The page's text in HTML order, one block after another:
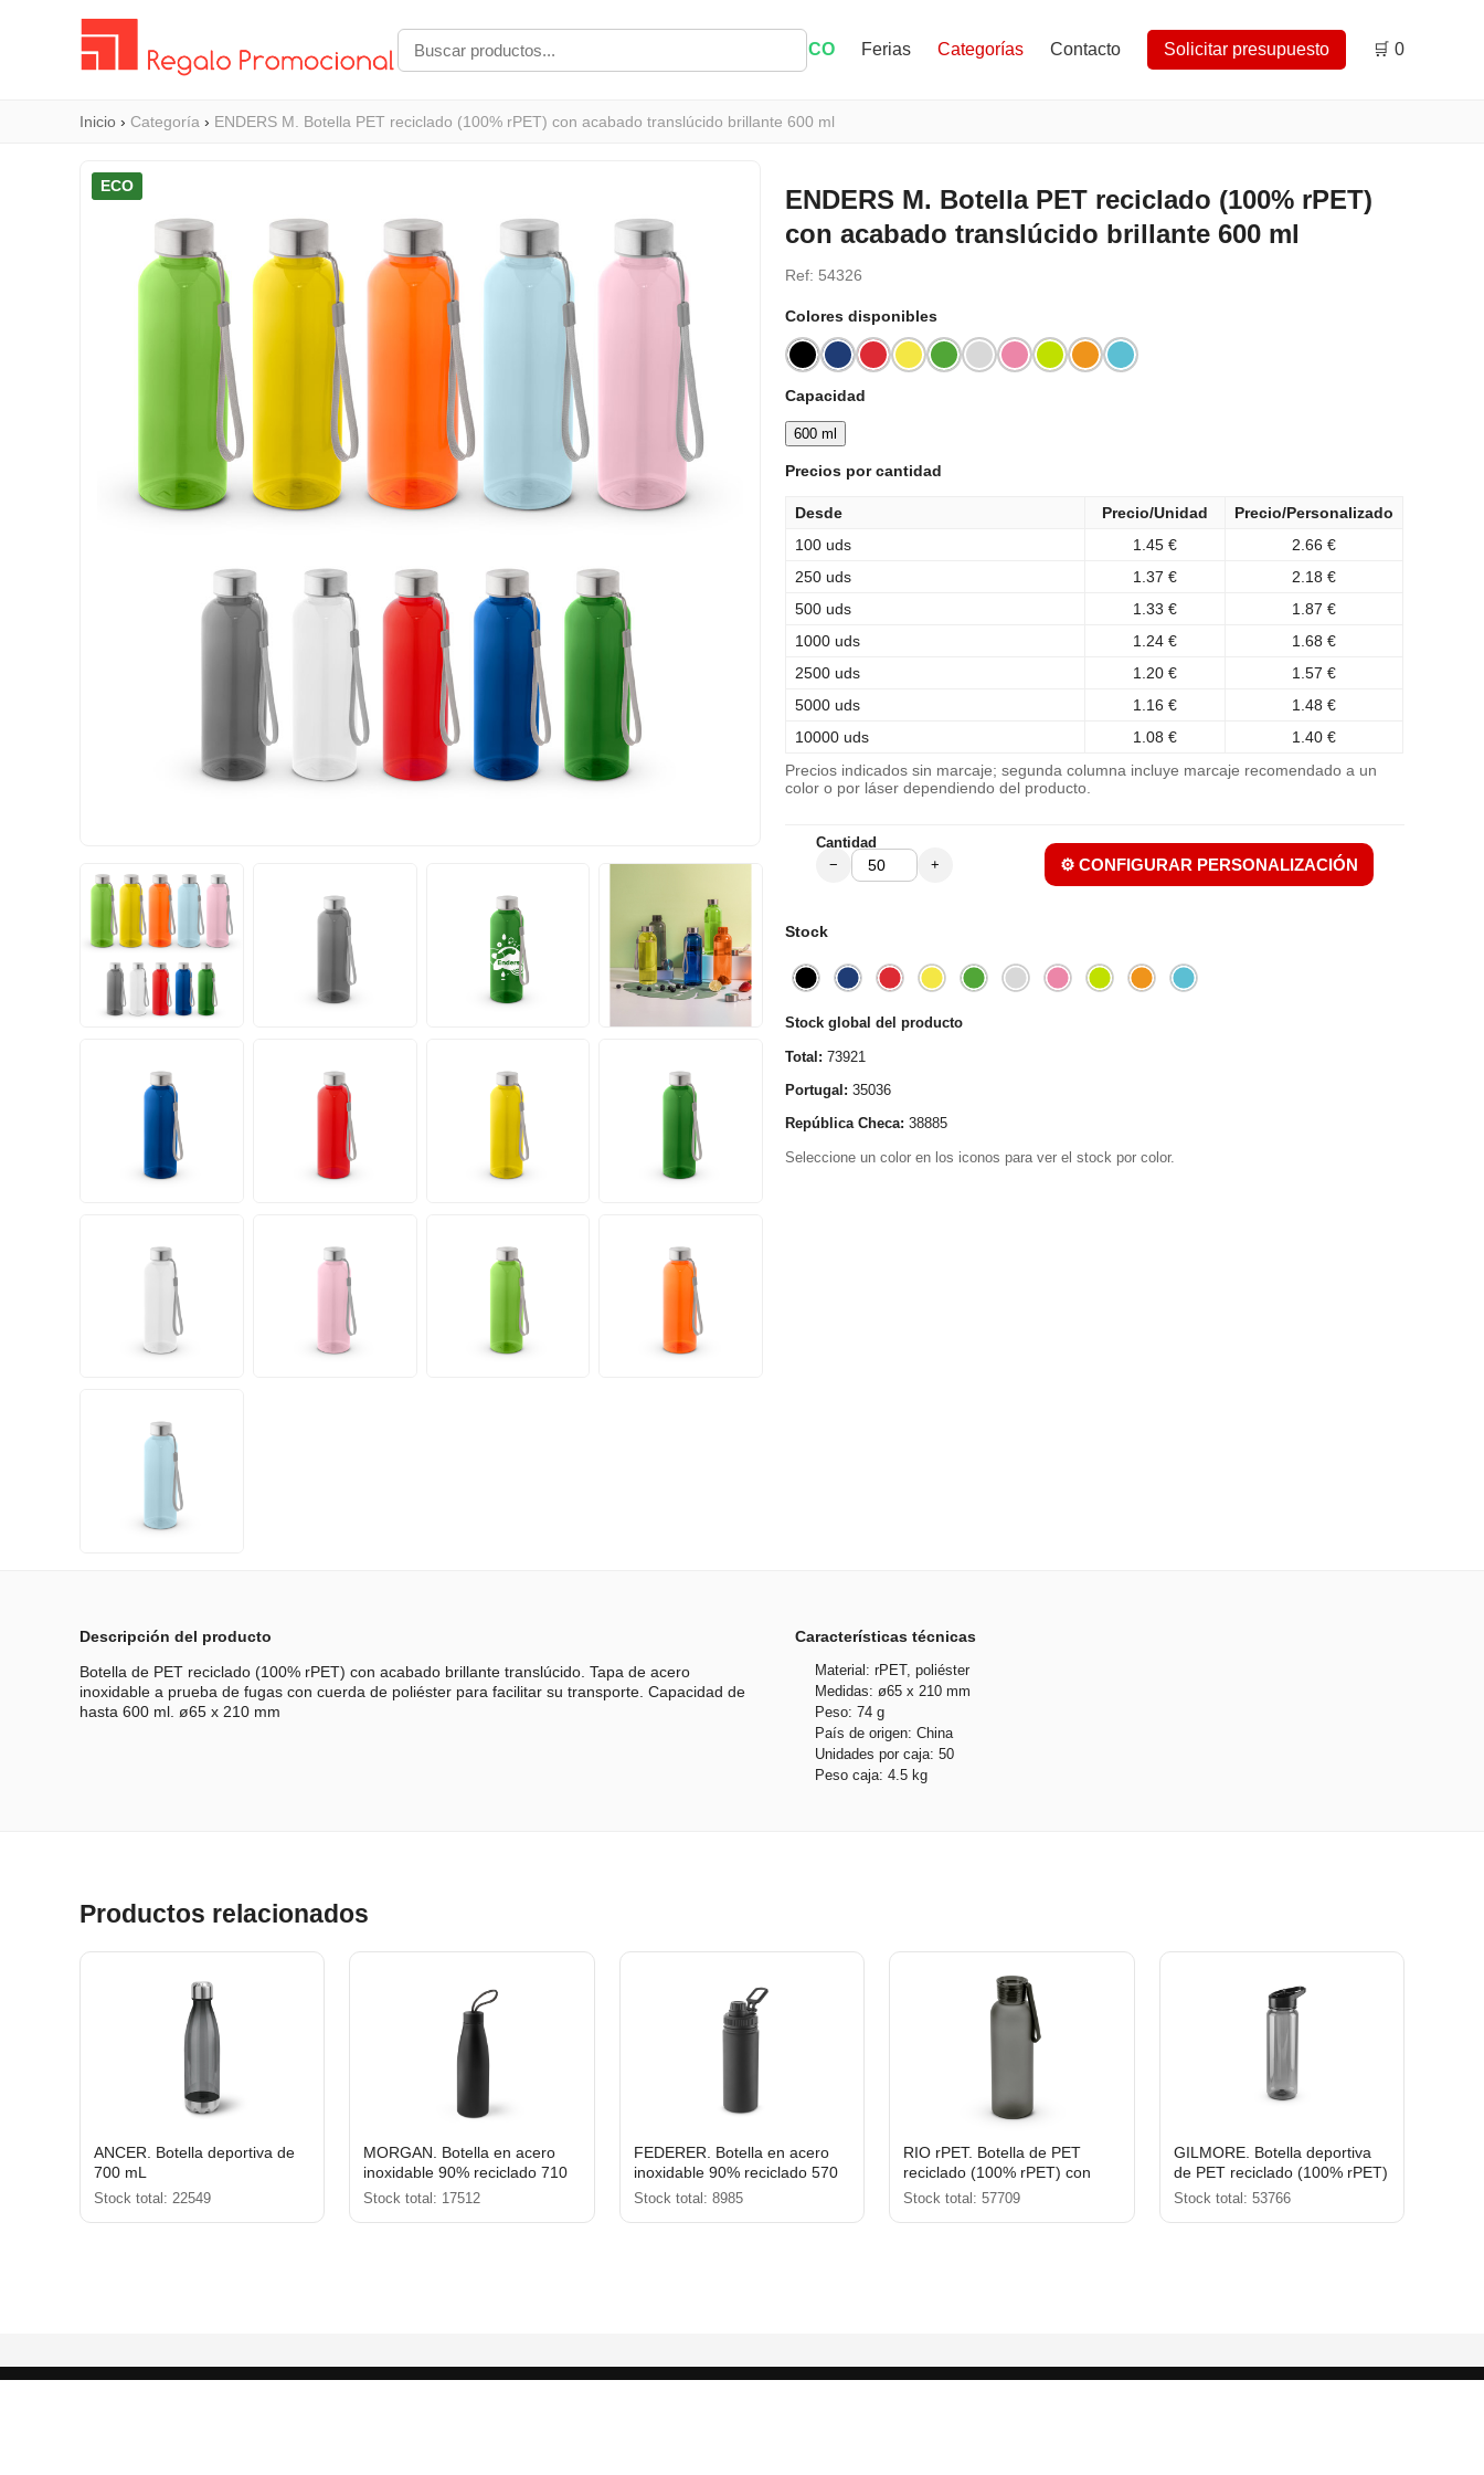
ECO Ferias Categorías Contacto Solicitar presupuesto 🛒 0
Inicio › Categoría › ENDERS M. Botella PET reciclado (100% rPET) con acabado translúcido brillante 600 ml
ECO
ENDERS M. Botella PET reciclado (100% rPET)
con acabado translúcido brillante 600 ml
Ref: 54326
Colores disponibles
Capacidad
600 ml
Precios por cantidad
Desde Precio/Unidad
Precio/Personalizado
100 uds
1.45 €
2.66 €
250 uds
1.37 €
2.18 €
500 uds
1.33 €
1.87 €
1000 uds
1.24 €
1.68 €
2500 uds
1.20 €
1.57 €
5000 uds
1.16 €
1.48 €
10000 uds
1.08 € 1.40 €
Precios indicados sin marcaje; segunda columna incluye marcaje recomendado a un
color o por láser dependiendo del producto.
Cantidad
− + ⚙️ CONFIGURAR PERSONALIZACIÓN
Stock
Stock global del producto
Total: 73921
Portugal: 35036
República Checa: 38885
Seleccione un color en los iconos para ver el stock por color.
Descripción del producto
Botella de PET reciclado (100% rPET) con acabado brillante translúcido. Tapa de acero
inoxidable a prueba de fugas con cuerda de poliéster para facilitar su transporte. Capacidad de
hasta 600 ml. ø65 x 210 mm
Características técnicas
Material: rPET, poliéster
Medidas: ø65 x 210 mm
Peso: 74 g
País de origen: China
Unidades por caja: 50
Peso caja: 4.5 kg
Productos relacionados
ANCER. Botella deportiva de
700 mL
Stock total: 22549
MORGAN. Botella en acero
inoxidable 90% reciclado 710
mL
Stock total: 17512
FEDERER. Botella en acero
inoxidable 90% reciclado 570
mL
Stock total: 8985
RIO rPET. Botella de PET
reciclado (100% rPET) con
acabado mate 600 ml
Stock total: 57709
GILMORE. Botella deportiva
de PET reciclado (100% rPET)
con acabado translúcido
Stock total: 53766